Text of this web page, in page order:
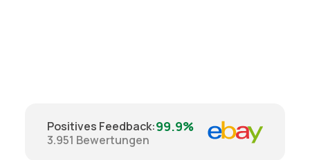
Positives Feedback:99.9%
3.951 Bewertungen